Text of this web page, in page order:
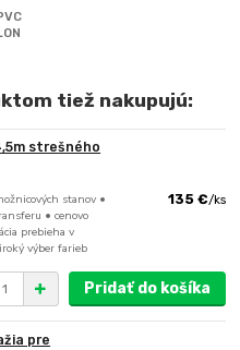
tiež nakupujú:
strešného
stanov •
• cenovo
prebieha v
výber farieb
135 €/ks
Pridať do košíka
pre